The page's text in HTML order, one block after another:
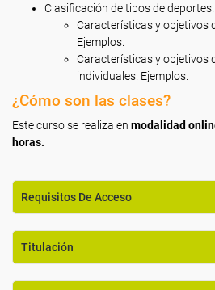
Clasificación de tipos de deportes.
Características y objetivos
Ejemplos.
Características y objetivos
individuales. Ejemplos.
¿Cómo son las clases?
Este curso se realiza en modalidad
horas.
Requisitos De Acceso
Titulación